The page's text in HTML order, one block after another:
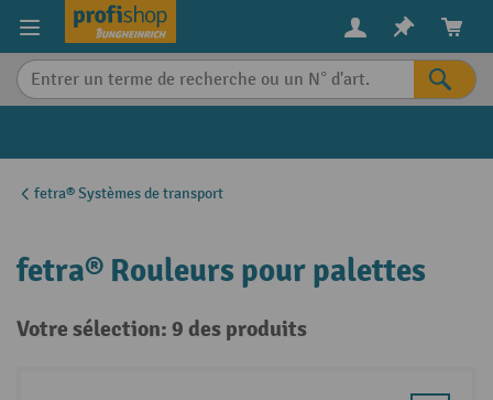
content
fetra® Systèmes de transport
fetra® Rouleurs pour palettes
Votre sélection: 9 des produits